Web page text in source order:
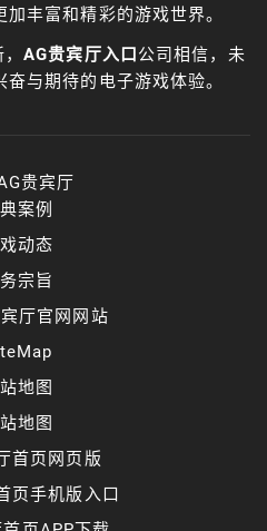
丰富和精彩的游戏世界。
AG贵宾厅入口公司相信，未
与期待的电子游戏体验。
贵宾厅
案例
动态
宗旨
厅官网网站
地图
地图
首页网页版
页手机版入口